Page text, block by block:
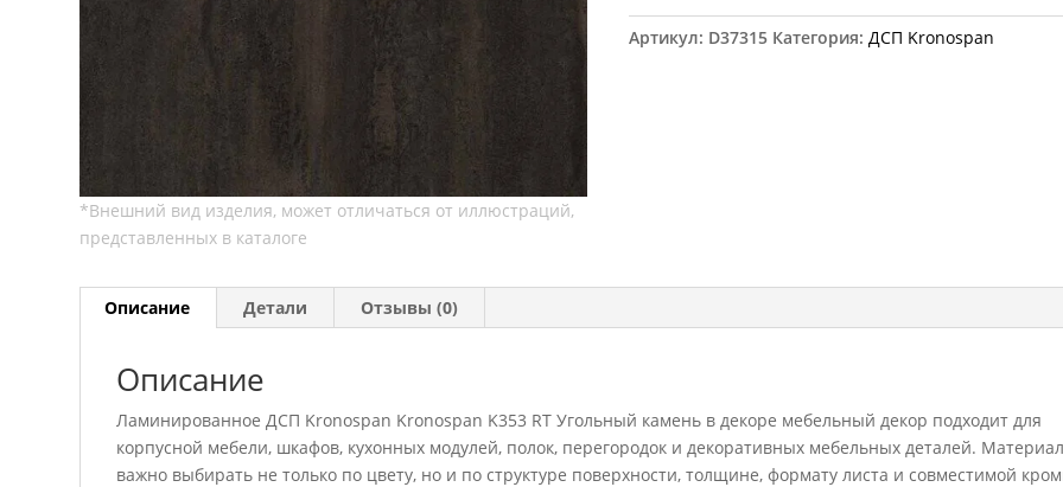
RT
Артикул: D37315 Категория:ДСП Kronospan
Описание Детали Отзывы (0)
Описание
Ламинированное ДСП Kronospan Kronospan K353 RT Угольный камень в декоре мебельный декор подходит для
корпусной мебели, шкафов, кухонных модулей, полок, перегородок и декоративных мебельных деталей. Материал
важно выбирать не только по цвету, но и по структуре поверхности, толщине, формату листа и совместимой